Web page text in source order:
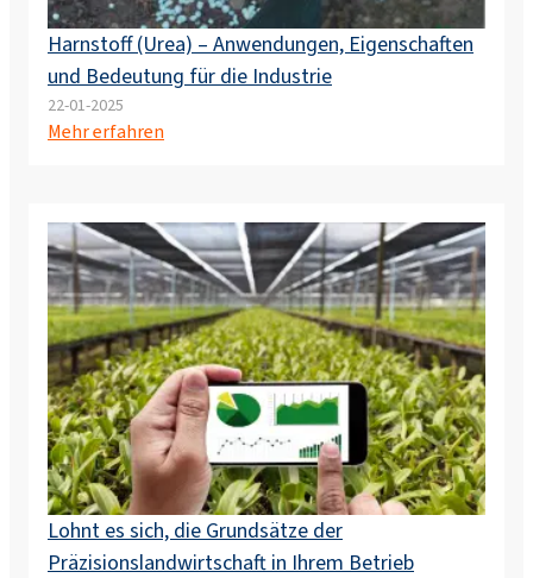
Harnstoff (Urea) – Anwendungen, Eigenschaften
und Bedeutung für die Industrie
22-01-2025
Mehr erfahren
Lohnt es sich, die Grundsätze der
Präzisionslandwirtschaft in Ihrem Betrieb